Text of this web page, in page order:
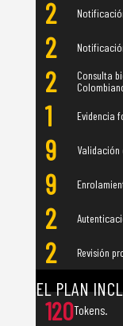
2
2
2
Consulta
1 Evidencia
9 Validación
9
2
2 Revisión
Valor de un (1)
EL PLAN
120Tokens.